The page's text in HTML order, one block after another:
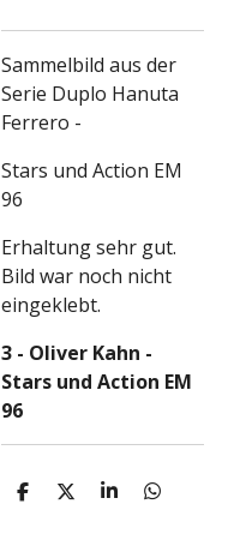
Sammelbild aus der
Serie Duplo Hanuta
Ferrero -
Stars und Action EM
96
Erhaltung sehr gut.
Bild war noch nicht
eingeklebt.
3 - Oliver Kahn -
Stars und Action EM
96
T
T
T
T